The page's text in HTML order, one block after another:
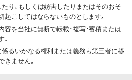
り､もしくは妨害したりまたはそのおそ
起こしてはならないものとします｡
容を当社に無断で転載･複写･蓄積または
｡
るいかなる権利または義務も第三者に移
きません｡